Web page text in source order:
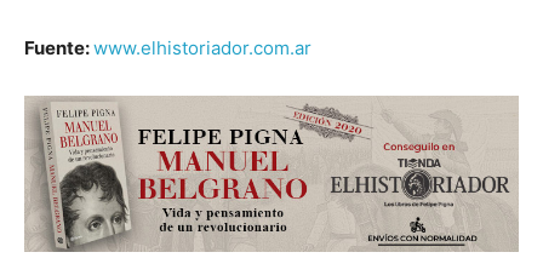
Fuente:www.elhistoriador.com.ar